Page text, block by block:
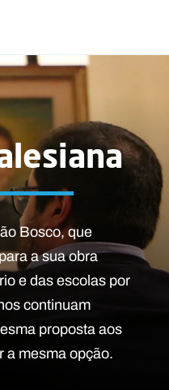
Bosco, que
a sua obra
e das escolas por
continuam
proposta aos
a mesma opção.